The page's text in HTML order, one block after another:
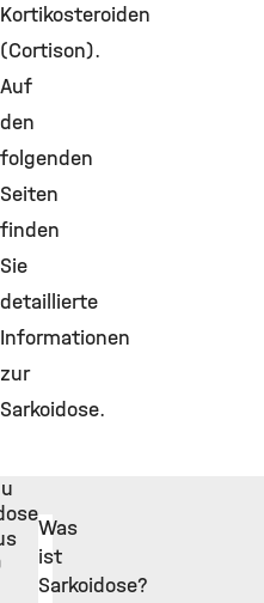
Kortikosteroiden
(Cortison).
Auf
den
folgenden
Seiten
finden
Sie
detaillierte
Informationen
zur
Sarkoidose.
Was
ist
Sarkoidose?